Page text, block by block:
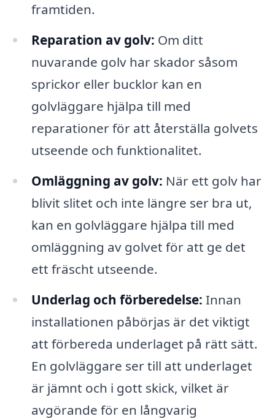
framtiden.
Reparation av golv: Om ditt
nuvarande golv har skador såsom
sprickor eller bucklor kan en
golvläggare hjälpa till med
reparationer för att återställa golvets
utseende och funktionalitet.
Omläggning av golv: När ett golv har
blivit slitet och inte längre ser bra ut,
kan en golvläggare hjälpa till med
omläggning av golvet för att ge det
ett fräscht utseende.
Underlag och förberedelse: Innan
installationen påbörjas är det viktigt
att förbereda underlaget på rätt sätt.
En golvläggare ser till att underlaget
är jämnt och i gott skick, vilket är
avgörande för en långvarig